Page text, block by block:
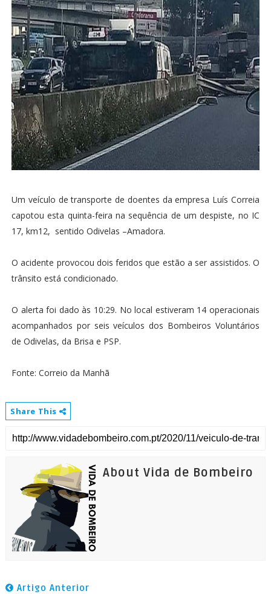
Um veículo de transporte de doentes da empresa Luís Correia
capotou esta quinta-feira na sequência de um despiste, no IC
17, km12, sentido Odivelas –Amadora.
O acidente provocou dois feridos que estão a ser assistidos. O
trânsito está condicionado.
O alerta foi dado às 10:29. No local estiveram 14 operacionais
acompanhados por seis veículos dos Bombeiros Voluntários
de Odivelas, da Brisa e PSP.
Fonte: Correio da Manhã
Share This
About Vida de Bombeiro
Artigo Anterior